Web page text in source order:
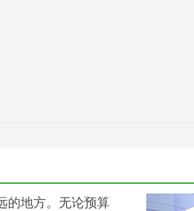
的地方。无论预算